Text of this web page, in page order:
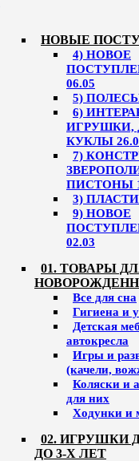
НОВЫЕ
4) НОВОЕ
06.05
5)
6)
ИГРУШКИ,
КУКЛЫ
7)
ПИСТОНЫ
3)
9) НОВОЕ
02.03
01. ТОВАРЫ
Все для сна
Гигиена и
Детская
автокресла
Игры и
(качели,
Коляски и
для них
Ходунки и
02. ИГРУШКИ
ДО 3-Х ЛЕТ